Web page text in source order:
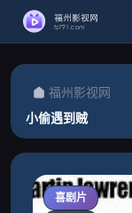
福州影视网
小偷遇到贼
喜剧片